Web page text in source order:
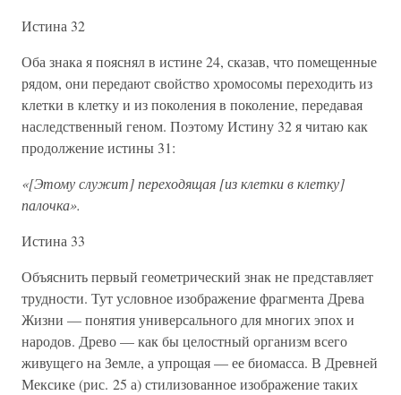
Истина 32
Оба знака я пояснял в истине 24, сказав, что помещенные
рядом, они передают свойство хромосомы переходить из
клетки в клетку и из поколения в поколение, передавая
наследственный геном. Поэтому Истину 32 я читаю как
продолжение истины 31:
«[Этому служит] переходящая [из клетки в клетку]
палочка».
Истина 33
Объяснить первый геометрический знак не представляет
трудности. Тут условное изображение фрагмента Древа
Жизни — понятия универсального для многих эпох и
народов. Древо — как бы целостный организм всего
живущего на Земле, а упрощая — ее биомасса. В Древней
Мексике (рис. 25 а) стилизованное изображение таких